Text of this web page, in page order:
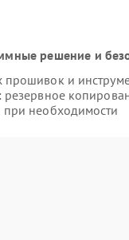
решение и
и
необходимости